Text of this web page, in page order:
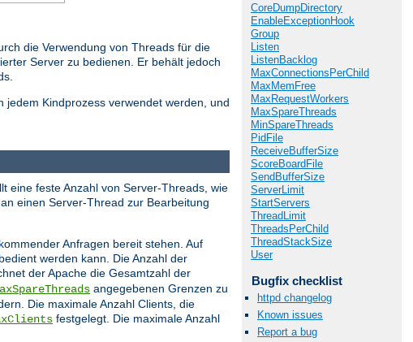
die Verwendung von Threads für die
Server zu bedienen. Er behält jedoch
jedem Kindprozess verwendet werden, und
CoreDumpDirectory
EnableExceptionHook
Group
Listen
ListenBacklog
MaxConnectionsPerChild
MaxMemFree
MaxRequestWorkers
MaxSpareThreads
MinSpareThreads
PidFile
ReceiveBufferSize
ScoreBoardFile
SendBufferSize
ServerLimit
StartServers
ThreadLimit
ThreadsPerChild
ThreadStackSize
User
Bugfix checklist
httpd changelog
Known issues
Report a bug
eine feste Anzahl von Server-Threads, wie
einen Server-Thread zur Bearbeitung
Anfragen bereit stehen. Auf
werden kann. Die Anzahl der
der Apache die Gesamtzahl der
angegebenen Grenzen zu
Die maximale Anzahl Clients, die
festgelegt. Die maximale Anzahl